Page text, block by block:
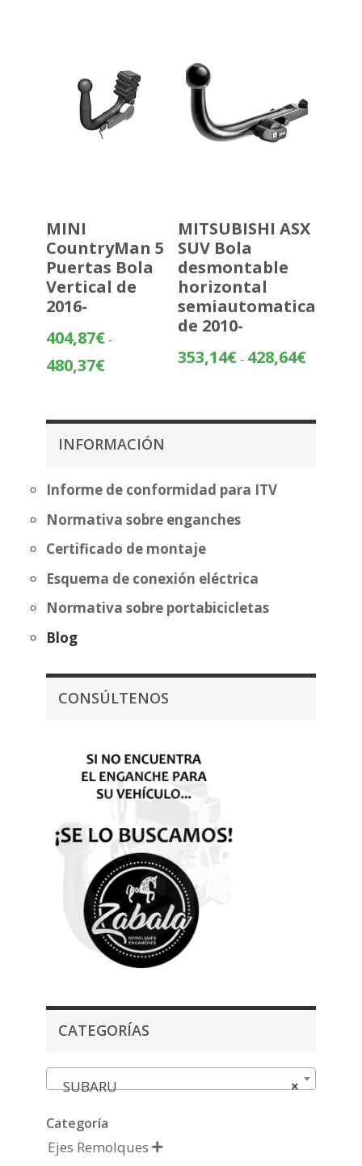
MINI
CountryMan 5
Puertas Bola
Vertical de
2016-
404,87€ -
480,37€Rango
desde
hasta
MITSUBISHI ASX
SUV Bola
desmontable
horizontal
semiautomatica
de 2010-
353,14€ - 428,64€Rango
353,14€
INFORMACIÓN
Informe de conformidad para ITV
Normativa sobre enganches
Certificado de montaje
Esquema de conexión eléctrica
Normativa sobre portabicicletas
Blog
CONSÚLTENOS
CATEGORÍAS
×
SUBARU
Categoría
Ejes Remolques 